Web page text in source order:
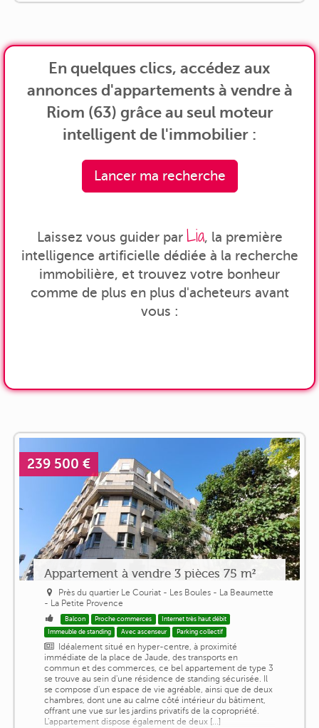
En quelques clics, accédez aux
annonces d'appartements à vendre à
Riom (63) grâce au seul moteur
intelligent de l'immobilier :
Lancer ma recherche
Laissez vous guider par Lia, la première
intelligence artificielle dédiée à la recherche
immobilière, et trouvez votre bonheur
comme de plus en plus d'acheteurs avant
vous :
239 500 €
Appartement à vendre 3 pièces 75 m²
Près du quartier Le Couriat - Les Boules - La Beaumette
- La Petite Provence
Balcon Proche commerces
Internet très haut débit
Immeuble de standing
Avec ascenseur Parking collectif
Idéalement situé en hyper-centre, à proximité
immédiate de la place de Jaude, des transports en
commun et des commerces, ce bel appartement de type 3
se trouve au sein d'une résidence de standing sécurisée. Il
se compose d'un espace de vie agréable, ainsi que de deux
chambres, dont une au calme côté intérieur du bâtiment,
offrant une vue sur les jardins privatifs de la copropriété.
L'appartement dispose également de deux [...]